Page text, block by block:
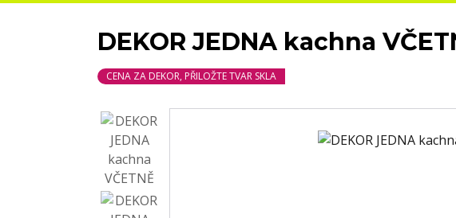
DEKOR JEDNA kachna
CENA ZA DEKOR, PŘILOŽTE TVAR SKLA